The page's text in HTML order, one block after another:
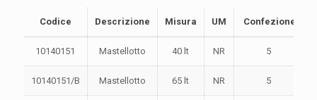
Codice Descrizione Misura UM Confezione
10140151 Mastellotto 40 lt NR 5
10140151/B Mastellotto 65 lt NR 5